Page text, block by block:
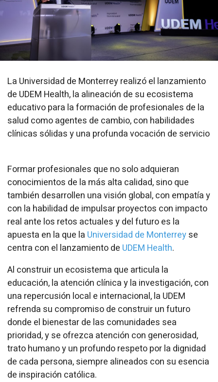
La Universidad de Monterrey realizó el lanzamiento
de UDEM Health, la alineación de su ecosistema
educativo para la formación de profesionales de la
salud como agentes de cambio, con habilidades
clínicas sólidas y una profunda vocación de servicio
Formar profesionales que no solo adquieran
conocimientos de la más alta calidad, sino que
también desarrollen una visión global, con empatía y
con la habilidad de impulsar proyectos con impacto
real ante los retos actuales y del futuro es la
apuesta en la que la Universidad de Monterreyse
centra con el lanzamiento de UDEM Health.
Al construir un ecosistema que articula la
educación, la atención clínica y la investigación, con
una repercusión local e internacional, la UDEM
refrenda su compromiso de construir un futuro
donde el bienestar de las comunidades sea
prioridad, y se ofrezca atención con generosidad,
trato humano y un profundo respeto por la dignidad
de cada persona, siempre alineados con su esencia
de inspiración católica.